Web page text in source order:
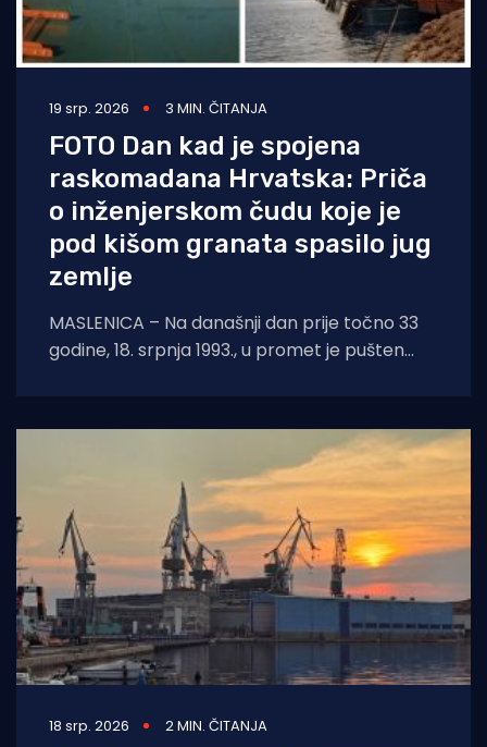
19 srp. 2026 3 MIN. ČITANJA
FOTO Dan kad je spojena
raskomadana Hrvatska: Priča
o inženjerskom čudu koje je
pod kišom granata spasilo jug
zemlje
MASLENICA – Na današnji dan prije točno 33
godine, 18. srpnja 1993., u promet je pušten
18 srp. 2026 2 MIN. ČITANJA